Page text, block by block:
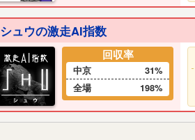
シュウの激走AI指数
回収率
中京
31%
全場
198%